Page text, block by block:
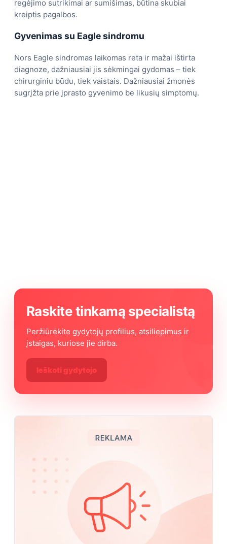
regėjimo sutrikimai ar sumišimas, būtina skubiai
kreiptis pagalbos.
Gyvenimas su Eagle sindromu
Nors Eagle sindromas laikomas reta ir mažai ištirta
diagnoze, dažniausiai jis sėkmingai gydomas – tiek
chirurginiu būdu, tiek vaistais. Dažniausiai žmonės
sugrįžta prie įprasto gyvenimo be likusių simptomų.
Raskite tinkamą specialistą
Peržiūrėkite gydytojų profilius, atsiliepimus ir
įstaigas, kuriose jie dirba.
Ieškoti gydytojo